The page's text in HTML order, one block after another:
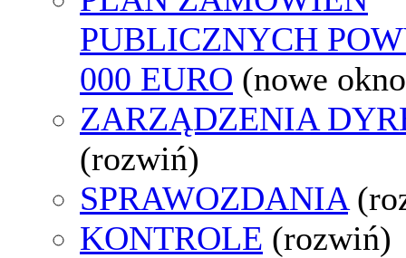
PUBLICZNYCH
000 EURO (nowe
ZARZĄDZENIA
(rozwiń)
SPRAWOZDANIA
KONTROLE (rozwiń)